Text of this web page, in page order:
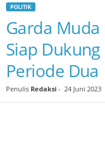
POLITIK
Garda Muda
Siap Dukung
Periode Dua
Penulis Redaksi - 24 Juni 2023